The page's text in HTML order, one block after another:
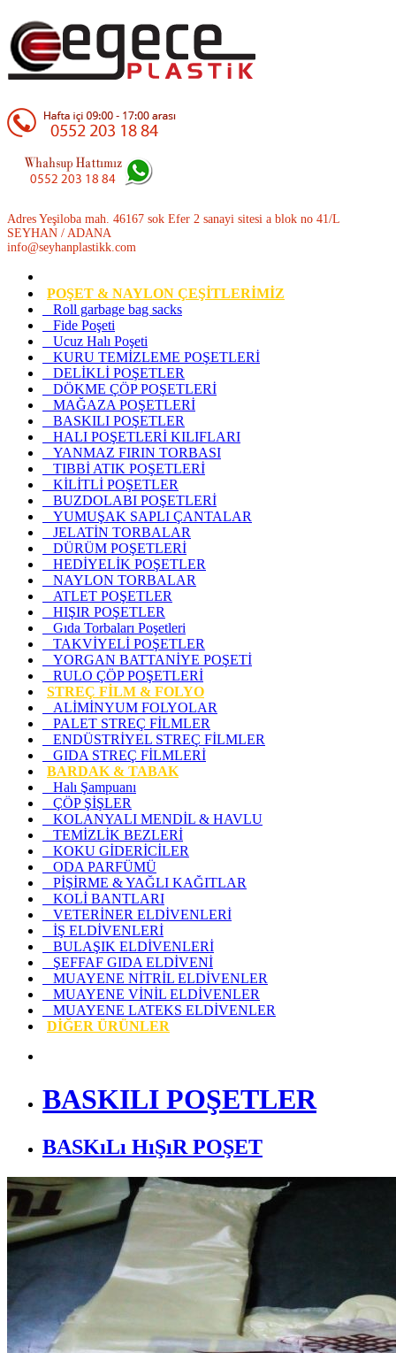
Adres Yeşiloba mah. 46167 sok Efer 2 sanayi sitesi a blok no 41/L
SEYHAN / ADANA
info@seyhanplastikk.com
POŞET & NAYLON ÇEŞİTLERİMİZ
Roll garbage bag sacks
Fide Poşeti
Ucuz Halı Poşeti
KURU TEMİZLEME POŞETLERİ
DELİKLİ POŞETLER
DÖKME ÇÖP POŞETLERİ
MAĞAZA POŞETLERİ
BASKILI POŞETLER
HALI POŞETLERİ KILIFLARI
YANMAZ FIRIN TORBASI
TIBBİ ATIK POŞETLERİ
KİLİTLİ POŞETLER
BUZDOLABI POŞETLERİ
YUMUŞAK SAPLI ÇANTALAR
JELATİN TORBALAR
DÜRÜM POŞETLERİ
HEDİYELİK POŞETLER
NAYLON TORBALAR
ATLET POŞETLER
HIŞIR POŞETLER
Gıda Torbaları Poşetleri
TAKVİYELİ POŞETLER
YORGAN BATTANİYE POŞETİ
RULO ÇÖP POŞETLERİ
STREÇ FİLM & FOLYO
ALİMİNYUM FOLYOLAR
PALET STREÇ FİLMLER
ENDÜSTRİYEL STREÇ FİLMLER
GIDA STREÇ FİLMLERİ
BARDAK & TABAK
Halı Şampuanı
ÇÖP ŞİŞLER
KOLANYALI MENDİL & HAVLU
TEMİZLİK BEZLERİ
KOKU GİDERİCİLER
ODA PARFÜMÜ
PİŞİRME & YAĞLI KAĞITLAR
KOLİ BANTLARI
VETERİNER ELDİVENLERİ
İŞ ELDİVENLERİ
BULAŞIK ELDİVENLERİ
ŞEFFAF GIDA ELDİVENİ
MUAYENE NİTRİL ELDİVENLER
MUAYENE VİNİL ELDİVENLER
MUAYENE LATEKS ELDİVENLER
DİĞER ÜRÜNLER
BASKILI POŞETLER
BASKıLı HıŞıR POŞET